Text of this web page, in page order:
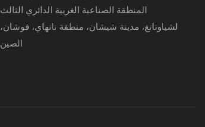
المنطقة الصناعية الغربية الدائري الثالث
لشياوتانغ، مدينة شيشان، منطقة نانهاي، فوشان،
الصين